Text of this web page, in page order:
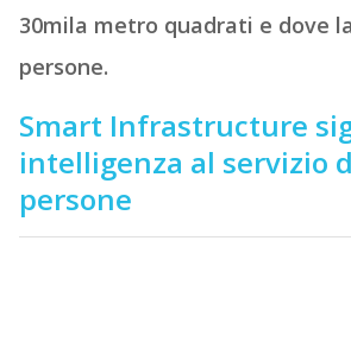
30mila metro quadrati e dove
persone.
Smart Infrastructure
intelligenza al servizio
persone